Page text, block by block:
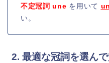
不定冠詞 une を用いて
い。
2. 最適な冠詞を選ん